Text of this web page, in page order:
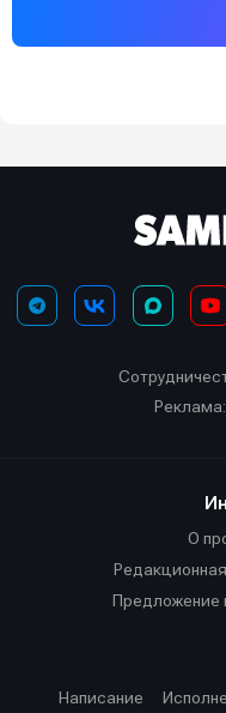
Реклама:
О
Предложение
Написание